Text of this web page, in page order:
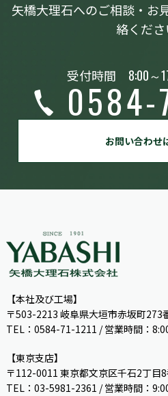
矢橋大理石へのご相談・お
絡くださ
受付時間 8:00～
0584-
お問い合わせ
【本社及び工場】
〒503-2213 岐阜県大垣市赤坂町273
TEL：0584-71-1211 / 営業時間：
【東京支店】
〒112-0011 東京都文京区千石2丁目
TEL：03-5981-2361 / 営業時間：